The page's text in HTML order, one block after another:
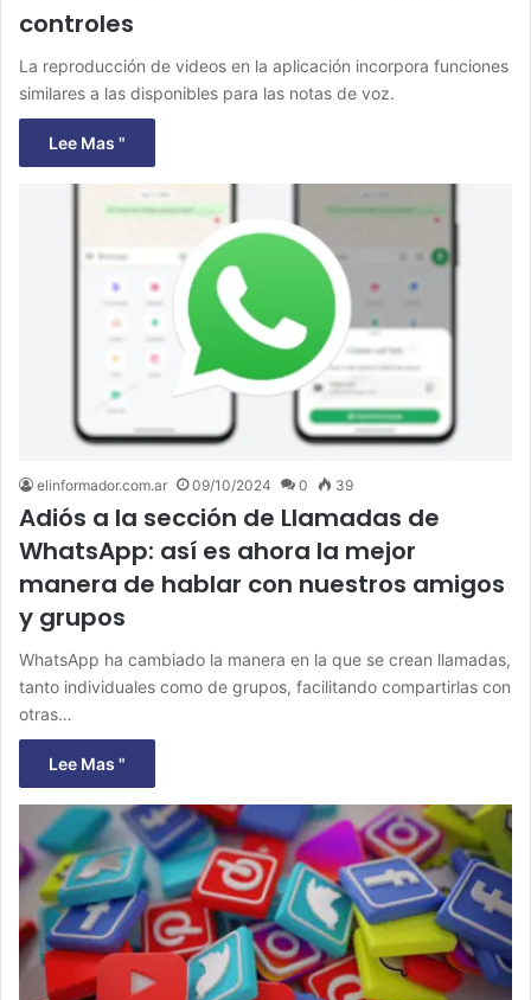
controles
La reproducción de videos en la aplicación incorpora funciones
similares a las disponibles para las notas de voz.
Lee Mas "
elinformador.com.ar 09/10/2024 0 39
Adiós a la sección de Llamadas de
WhatsApp: así es ahora la mejor
manera de hablar con nuestros amigos
y grupos
WhatsApp ha cambiado la manera en la que se crean llamadas,
tanto individuales como de grupos, facilitando compartirlas con
otras…
Lee Mas "